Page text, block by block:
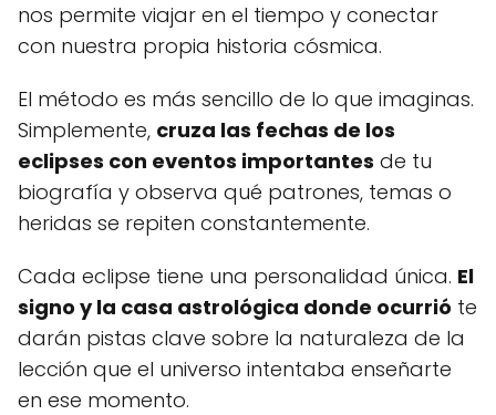
nos permite viajar en el tiempo y conectar
con nuestra propia historia cósmica.
El método es más sencillo de lo que imaginas.
Simplemente, cruza las fechas de los
eclipses con eventos importantes de tu
biografía y observa qué patrones, temas o
heridas se repiten constantemente.
Cada eclipse tiene una personalidad única. El
signo y la casa astrológica donde ocurrió te
darán pistas clave sobre la naturaleza de la
lección que el universo intentaba enseñarte
en ese momento.